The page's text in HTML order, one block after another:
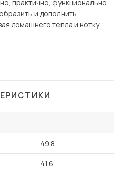
практично, функционально.
и дополнить
домашнего тепла и нотку
49.8
41.6